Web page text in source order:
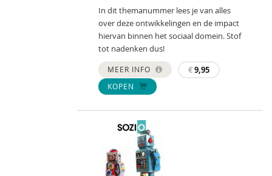
In dit themanummer lees je van alles
over deze ontwikkelingen en de impact
hiervan binnen het sociaal domein. Stof
tot nadenken dus!
MEER INFO €9,95
KOPEN